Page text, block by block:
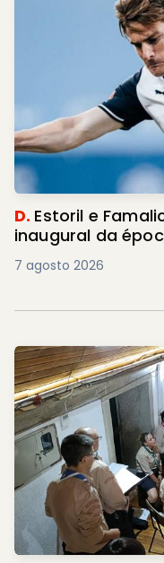
D. Estoril e
inaugural da
7 agosto 2026